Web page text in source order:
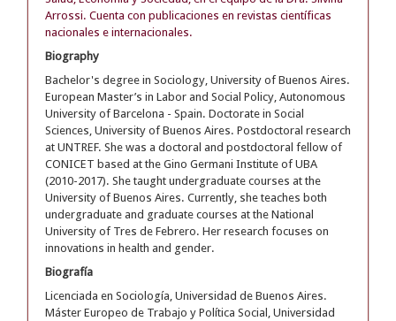
Arrossi. Cuenta con publicaciones en revistas científicas
nacionales e internacionales.
Biography
Bachelor's degree in Sociology, University of Buenos Aires.
European Master’s in Labor and Social Policy, Autonomous
University of Barcelona - Spain. Doctorate in Social
Sciences, University of Buenos Aires. Postdoctoral research
at UNTREF. She was a doctoral and postdoctoral fellow of
CONICET based at the Gino Germani Institute of UBA
(2010-2017). She taught undergraduate courses at the
University of Buenos Aires. Currently, she teaches both
undergraduate and graduate courses at the National
University of Tres de Febrero. Her research focuses on
innovations in health and gender.
Biografía
Licenciada en Sociología, Universidad de Buenos Aires.
Máster Europeo de Trabajo y Política Social, Universidad